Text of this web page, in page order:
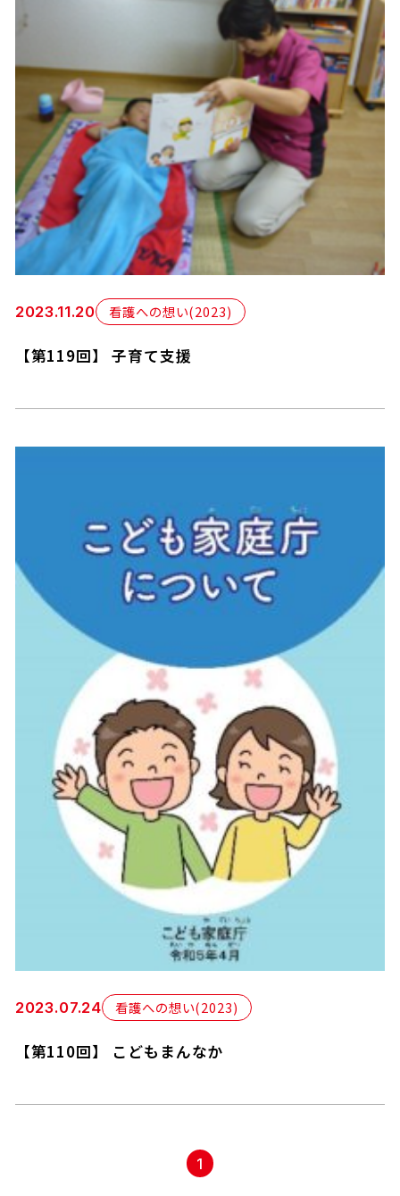
2023.11.20 看護への想い(2023)
【第119回】 子育て支援
2023.07.24 看護への想い(2023)
【第110回】 こどもまんなか
1